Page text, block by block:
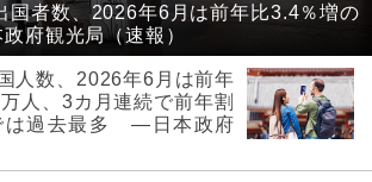
国者数、2026年6月は前年比3.4％増の
府観光局（速報）
人数、2026年6月は前年
人、3カ月連続で前年割
は過去最多 ―日本政府